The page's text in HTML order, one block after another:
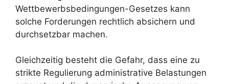
Wettbewerbsbedingungen-Gesetzes kann
solche Forderungen rechtlich absichern und
durchsetzbar machen.
Gleichzeitig besteht die Gefahr, dass eine zu
strikte Regulierung administrative Belastungen